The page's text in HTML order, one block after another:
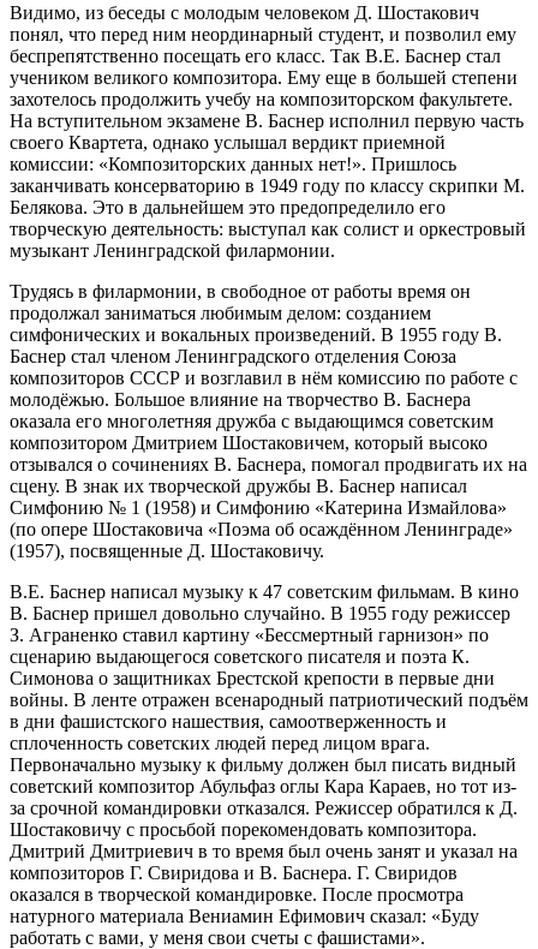
Видимо, из беседы с молодым человеком Д. Шостакович
понял, что перед ним неординарный студент, и позволил ему
беспрепятственно посещать его класс. Так В.Е. Баснер стал
учеником великого композитора. Ему еще в большей степени
захотелось продолжить учебу на композиторском факультете.
На вступительном экзамене В. Баснер исполнил первую часть
своего Квартета, однако услышал вердикт приемной
комиссии: «Композиторских данных нет!». Пришлось
заканчивать консерваторию в 1949 году по классу скрипки М.
Белякова. Это в дальнейшем это предопределило его
творческую деятельность: выступал как солист и оркестровый
музыкант Ленинградской филармонии.
Трудясь в филармонии, в свободное от работы время он
продолжал заниматься любимым делом: созданием
симфонических и вокальных произведений. В 1955 году В.
Баснер стал членом Ленинградского отделения Союза
композиторов СССР и возглавил в нём комиссию по работе с
молодёжью. Большое влияние на творчество В. Баснера
оказала его многолетняя дружба с выдающимся советским
композитором Дмитрием Шостаковичем, который высоко
отзывался о сочинениях В. Баснера, помогал продвигать их на
сцену. В знак их творческой дружбы В. Баснер написал
Симфонию № 1 (1958) и Симфонию «Катерина Измайлова»
(по опере Шостаковича «Поэма об осаждённом Ленинграде»
(1957), посвященные Д. Шостаковичу.
В.Е. Баснер написал музыку к 47 советским фильмам. В кино
В. Баснер пришел довольно случайно. В 1955 году режиссер
З. Аграненко ставил картину «Бессмертный гарнизон» по
сценарию выдающегося советского писателя и поэта К.
Симонова о защитниках Брестской крепости в первые дни
войны. В ленте отражен всенародный патриотический подъём
в дни фашистского нашествия, самоотверженность и
сплоченность советских людей перед лицом врага.
Первоначально музыку к фильму должен был писать видный
советский композитор Абульфаз оглы Кара Караев, но тот из-
за срочной командировки отказался. Режиссер обратился к Д.
Шостаковичу с просьбой порекомендовать композитора.
Дмитрий Дмитриевич в то время был очень занят и указал на
композиторов Г. Свиридова и В. Баснера. Г. Свиридов
оказался в творческой командировке. После просмотра
натурного материала Вениамин Ефимович сказал: «Буду
работать с вами, у меня свои счеты с фашистами».